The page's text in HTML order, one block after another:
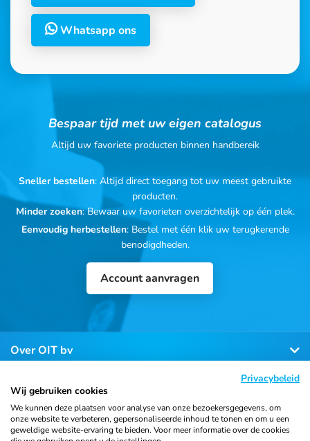
Whatsapp ons
Bespaar tijd met uw eigen catalogus
Altijd uw favoriete producten binnen handbereik
Sneller bestellen: Altijd direct toegang tot uw meest gebruikte
producten.
Minder zoeken: Bewaar uw favorieten overzichtelijk op één plek.
Eenvoudig herbestellen: Bestel met één klik uw terugkerende
benodigdheden.
Account aanvragen
Over OIT bv
Klantenservice
Contact
Privacybeleid
Wij gebruiken cookies
We kunnen deze plaatsen voor analyse van onze bezoekersgegevens, om
onze website te verbeteren, gepersonaliseerde inhoud te tonen en om u een
geweldige website-ervaring te bieden. Voor meer informatie over de cookies